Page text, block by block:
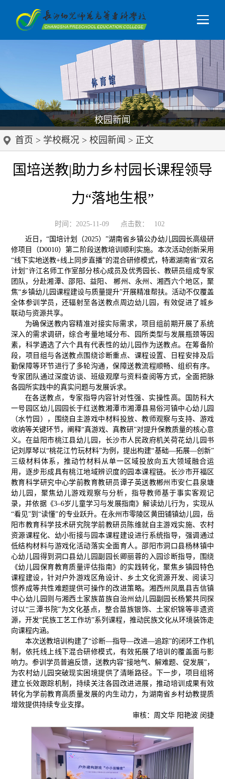
校园新闻
首页 > 学校概况 > 校园新闻 > 正文
国培送教|助力乡村园长课程领导
力“落地生根”
时间：2025-11-09 点击数： 102
近日，“国培计划（2025）”湖南省乡镇公办幼儿园园长高级研
修项目（D0010）第二阶段送教培训顺利实施。本次活动创新采用
“线下实地送教+线上同步直播”的混合研修模式，特邀湖南省“双名
计划”许江名师工作室部分核心成员及优秀园长、教研员组成专家
团队，分赴湘潭、邵阳、益阳、 郴州、永州、湘西六个地区，聚
焦“乡镇幼儿园课程建设与质量提升”开展精准帮扶。活动不仅覆盖
全体参训学员，还辐射至各送教点周边幼儿园，有效促进了城乡
联动与资源共享。
为确保送教内容精准对接实际需求，项目组前期开展了系统
深入的需求调研，综合考量地域分布、园所类型与发展瓶颈等因
素，科学遴选了六个具有代表性的幼儿园作为送教点。在筹备阶
段，项目组与各送教点围绕诊断重点、课程设置、日程安排及后
勤保障等环节进行了多轮沟通，保障送教流程顺畅、组织有序。
专家团队通过深度访谈、班级观摩与资料查阅等方式，全面把脉
各园所实践中的真实问题与发展诉求。
在各送教点，专家指导内容针对性强、实操性高。国防科大
一号园区幼儿园园长于红送教湘潭市湘潭县易俗河镇中心幼儿园
（水竹园），围绕自主游戏中材料投放、教师观察与支持、游戏
收纳等关键环节，阐释“真游戏、真教研”对提升保教质量的核心意
义。在益阳市桃江县幼儿园，长沙市人民政府机关荷花幼儿园书
记刘厚琴以“桃花江竹玩材料”为例，提出构建“基础—拓展—创新”
三级材料体系，推动竹材料从单一区域投放向五大领域融合运
用，逐步形成具有桃江地域辨识度的园本课程链。长沙市开福区
教育科学研究中心学前教育教研员谭子英送教郴州市安仁县泉塘
幼儿园，聚焦幼儿游戏观察与分析，指导教师基于事实客观记
录，并依据《3–6岁儿童学习与发展指南》解读幼儿行为，实现从
“看见”到“读懂”的专业跃升。在永州市零陵区黄田铺镇幼儿园，岳
阳市教育科学技术研究院学前教研员陈维就自主游戏实施、农村
资源课程化、幼小衔接与园本课程建设进行系统指导，强调通过
低结构材料与游戏化活动落实全面育人。邵阳市洞口县杨林镇中
心幼儿园得到洞口县幼儿园副园长卿丽蓉的入园诊断指导，围绕
《幼儿园保育教育质量评估指南》的实践转化，聚焦乡镇园特色
课程建设，针对户外游戏区角设计、乡土文化资源开发、阅读习
惯养成等共性难题提供可操作的改进策略。湘西州凤凰县吉信镇
中心幼儿园则与湘西土家族苗族自治州幼儿园副园长杨繁共同探
讨以“三潭书院”为文化基点，整合苗族银饰、土家织锦等非遗资
源，开发“民族工艺工作坊”系列课程，推动民族文化从环境装饰走
向课程内涵。
本次送教培训构建了“诊断—指导—改进—追踪”的闭环工作机
制，依托线上线下混合研修模式，有效拓展了培训的覆盖面与影
响力。参训学员普遍反馈，送教内容“接地气、解难题、促发展”，
为农村幼儿园突破现实困境提供了清晰路径。下一步，项目组将
建立长效跟踪机制，持续关注各园改进进展，推动培训成果有效
转化为学前教育高质量发展的内生动力，为湖南省乡村幼教提质
增效提供持续专业支撑。
审核：周文华 阳艳波 闵捷